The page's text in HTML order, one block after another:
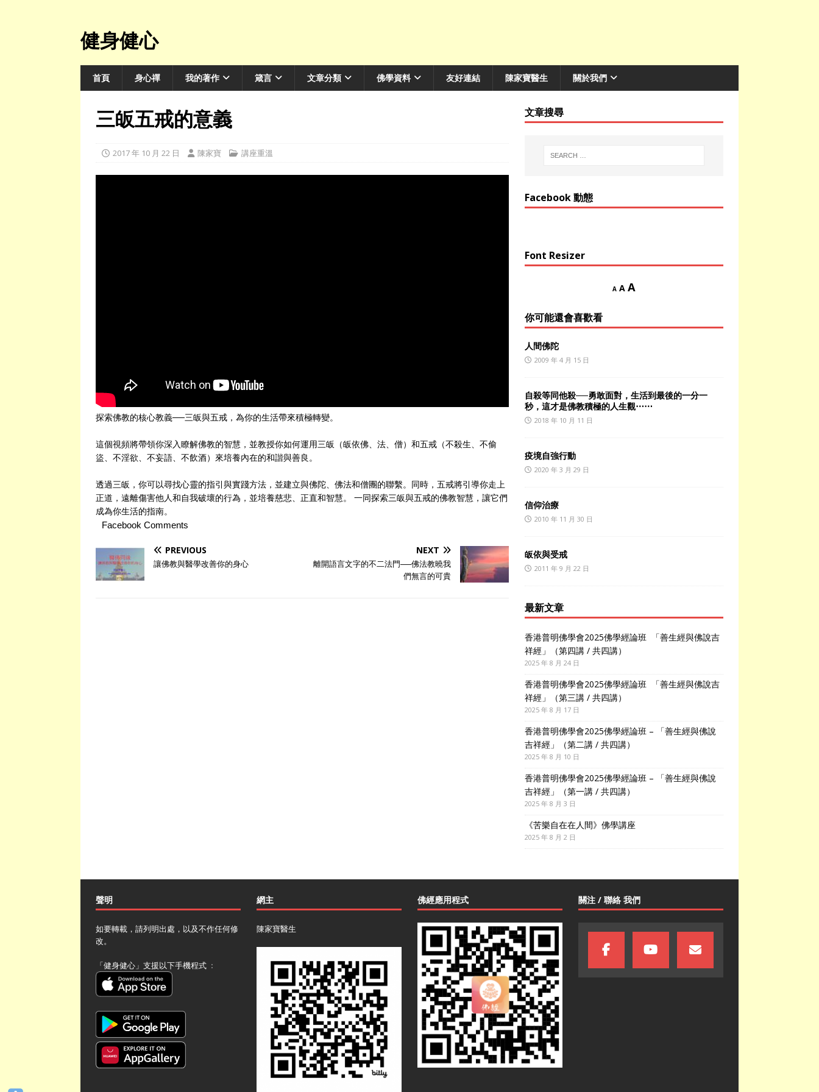
健身健心
首頁 身心禪 我的著作 箴言 文章分類 佛學資料 友好連結 陳家寶醫生 關於我們
三皈五戒的意義
2017 年 10 月 22 日 陳家寶 講座重溫
探索佛教的核心教義──三皈與五戒，為你的生活帶來積極轉變。
這個視頻將帶領你深入瞭解佛教的智慧，並教授你如何運用三皈（皈依佛、法、僧）和五戒（不殺生、不偷
盜、不淫欲、不妄語、不飲酒）來培養內在的和諧與善良。
透過三皈，你可以尋找心靈的指引與實踐方法，並建立與佛陀、佛法和僧團的聯繫。同時，五戒將引導你走上
正道，遠離傷害他人和自我破壞的行為，並培養慈悲、正直和智慧。 一同探索三皈與五戒的佛教智慧，讓它們
成為你生活的指南。
Facebook Comments
PREVIOUS
讓佛教與醫學改善你的身心
NEXT
離開語言文字的不二法門──佛法教曉我
們無言的可貴
文章搜尋
Facebook 動態
Font Resizer
A A A
你可能還會喜歡看
人間佛陀
2009 年 4 月 15 日
自殺等同他殺──勇敢面對，生活到最後的一分一
秒，這才是佛教積極的人生觀⋯⋯
2018 年 10 月 11 日
疫境自強行動
2020 年 3 月 29 日
信仰治療
2010 年 11 月 30 日
皈依與受戒
2011 年 9 月 22 日
最新文章
香港普明佛學會2025佛學經論班 「善生經與佛說吉
祥經」（第四講 / 共四講）
2025 年 8 月 24 日
香港普明佛學會2025佛學經論班 「善生經與佛說吉
祥經」（第三講 / 共四講）
2025 年 8 月 17 日
香港普明佛學會2025佛學經論班 – 「善生經與佛說
吉祥經」（第二講 / 共四講）
2025 年 8 月 10 日
香港普明佛學會2025佛學經論班 – 「善生經與佛說
吉祥經」（第一講 / 共四講）
2025 年 8 月 3 日
《苦樂自在在人間》佛學講座
2025 年 8 月 2 日
聲明
如要轉載，請列明出處，以及不作任何修
改。
「健身健心」支援以下手機程式 ﹕
網主
陳家寶醫生
佛經應用程式 關注 / 聯絡 我們